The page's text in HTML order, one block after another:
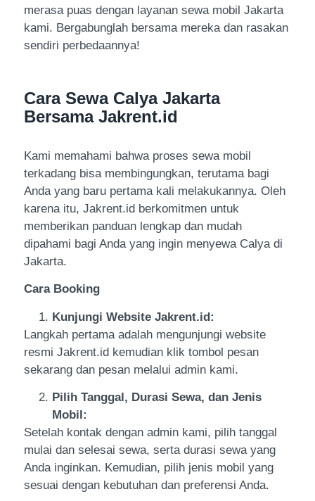
merasa puas dengan layanan sewa mobil Jakarta
kami. Bergabunglah bersama mereka dan rasakan
sendiri perbedaannya!
Cara Sewa Calya Jakarta
Bersama Jakrent.id
Kami memahami bahwa proses sewa mobil
terkadang bisa membingungkan, terutama bagi
Anda yang baru pertama kali melakukannya. Oleh
karena itu, Jakrent.id berkomitmen untuk
memberikan panduan lengkap dan mudah
dipahami bagi Anda yang ingin menyewa Calya di
Jakarta.
Cara Booking
Kunjungi Website Jakrent.id:
Langkah pertama adalah mengunjungi website
resmi Jakrent.id kemudian klik tombol pesan
sekarang dan pesan melalui admin kami.
Pilih Tanggal, Durasi Sewa, dan Jenis
Mobil:
Setelah kontak dengan admin kami, pilih tanggal
mulai dan selesai sewa, serta durasi sewa yang
Anda inginkan. Kemudian, pilih jenis mobil yang
sesuai dengan kebutuhan dan preferensi Anda.